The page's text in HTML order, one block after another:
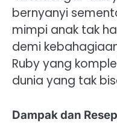
bernyanyi
mimpi anak tak
demi
Ruby yang
dunia yang tak
Dampak dan